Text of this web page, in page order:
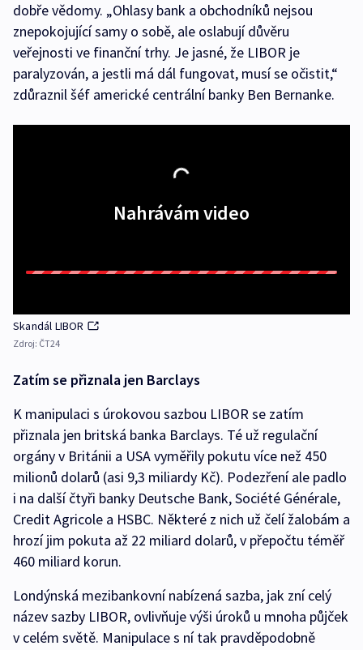
dobře vědomy. „Ohlasy bank a obchodníků nejsou
znepokojující samy o sobě, ale oslabují důvěru
veřejnosti ve finanční trhy. Je jasné, že LIBOR je
paralyzován, a jestli má dál fungovat, musí se očistit,“
zdůraznil šéf americké centrální banky Ben Bernanke.
Nahrávám video
Skandál LIBOR
Zdroj: ČT24
Zatím se přiznala jen Barclays
K manipulaci s úrokovou sazbou LIBOR se zatím
přiznala jen britská banka Barclays. Té už regulační
orgány v Británii a USA vyměřily pokutu více než 450
milionů dolarů (asi 9,3 miliardy Kč). Podezření ale padlo
i na další čtyři banky Deutsche Bank, Société Générale,
Credit Agricole a HSBC. Některé z nich už čelí žalobám a
hrozí jim pokuta až 22 miliard dolarů, v přepočtu téměř
460 miliard korun.
Londýnská mezibankovní nabízená sazba, jak zní celý
název sazby LIBOR, ovlivňuje výši úroků u mnoha půjček
v celém světě. Manipulace s ní tak pravděpodobně